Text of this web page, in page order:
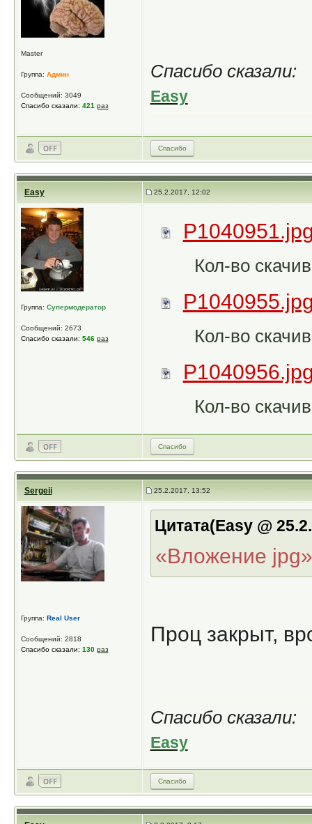
Master
Группа: Админ
Сообщений: 3049
Спасибо сказали: 421 раз
Спасибо сказали:
Easy
Спасибо
Easy 25.2.2017, 12:02
Группа: Супермодератор
Сообщений: 2673
Спасибо сказали: 546 раз
Кол-во
Кол-во
Кол-во
Спасибо
Sergeii 25.2.2017, 13:52
Группа: Real User
Сообщений: 2818
Спасибо сказали: 130 раз
Цитата(Easy @
«Вложение jpg»
Проц закрыт,
Спасибо сказали:
Easy
Спасибо